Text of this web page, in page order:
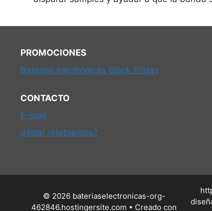
PROMOCIONES
Baterías electrónicas Black Friday
CONTACTO
E-mail
¡Hola! ¿Hablamos?
© 2026 bateriaselectronicas-org-
462846.hostingersite.com • Creado con